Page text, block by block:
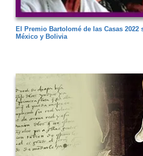
El Premio Bartolomé de las Casas 2022
México y Bolivia